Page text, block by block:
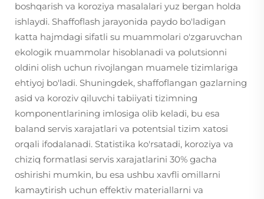
boshqarish va koroziya masalalari yuz bergan holda
ishlaydi. Shaffoflash jarayonida paydo bo'ladigan
katta hajmdagi sifatli su muammolari o'zgaruvchan
ekologik muammolar hisoblanadi va polutsionni
oldini olish uchun rivojlangan muamele tizimlariga
ehtiyoj bo'ladi. Shuningdek, shaffoflangan gazlarning
asid va koroziv qiluvchi tabiiyati tizimning
komponentlarining imlosiga olib keladi, bu esa
baland servis xarajatlari va potentsial tizim xatosi
orqali ifodalanadi. Statistika ko'rsatadi, koroziya va
chiziq formatlasi servis xarajatlarini 30% gacha
oshirishi mumkin, bu esa ushbu xavfli omillarni
kamaytirish uchun effektiv materiallarni va